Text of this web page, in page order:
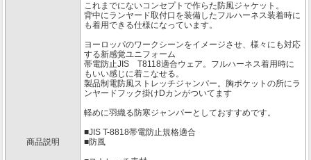
商品説明
これまでにないコンセプトで作らた防風ジャケット。
背中にランヤード取付口を装備したフルハーネス装着時に
も着用できる仕様になっています。
ヨーロッパのワークシーンをイメージさせ、様々にも対応
する新感覚ユニフォーム
帯電防止JIS T8118適合ウェア。フルハーネス着用時に
もいい感じに着こなせる。
製品制電防風ストレッチジャンパー。胸ポケットの所にラ
ンヤードフック掛けDカンがついてます
軽めに羽織る防寒ジャンパーとしておすすめです。
■JIS T-8818帯電防止規格適合
■防風